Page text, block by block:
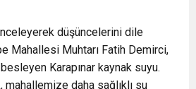
düşüncelerini dile
Mahallesi Muhtarı Fatih Demirci,
Karapınar kaynak suyu.
mahallemize daha sağlıklı su